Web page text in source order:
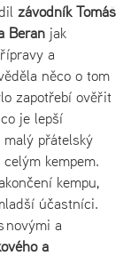
závodník Tomáš
Beran jak
a
něco o tom
zapotřebí ověřit
je lepší
přátelský
kempem.
kempu,
účastníci.
novými a
a